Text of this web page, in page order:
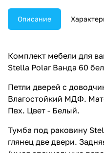
Описание
Комплект мебели для
Stella Polar Ванда 60
Петли дверей с
Влагостойкий МДФ.
Пвх. Цвет - Белый.
Тумба под раковину
глянец две двери.